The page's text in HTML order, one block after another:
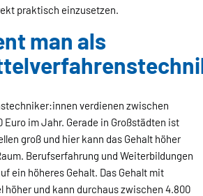
praktisch einzusetzen.
man als
verdienen zwischen
Euro im Jahr. Gerade in Großstädten ist
groß und hier kann das Gehalt höher
Berufserfahrung und Weiterbildungen
ein höheres Gehalt. Das Gehalt mit
höher und kann durchaus zwischen 4.800